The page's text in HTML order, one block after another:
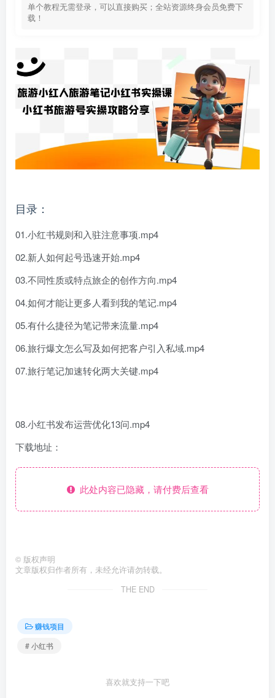
单个教程无需登录，可以直接购买；全站资源终身会员免费下
载！
目录：
01.小红书规则和入驻注意事项.mp4
02.新人如何起号迅速开始.mp4
03.不同性质或特点旅企的创作方向.mp4
04.如何才能让更多人看到我的笔记.mp4
05.有什么捷径为笔记带来流量.mp4
06.旅行爆文怎么写及如何把客户引入私域.mp4
07.旅行笔记加速转化两大关键.mp4
08.小红书发布运营优化13问.mp4
下载地址：
此处内容已隐藏，请付费后查看
© 版权声明
文章版权归作者所有，未经允许请勿转载。
THE END
赚钱项目
# 小红书
喜欢就支持一下吧